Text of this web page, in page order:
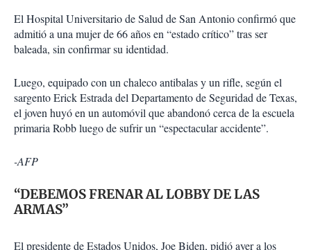
El Hospital Universitario de Salud de San Antonio confirmó que
admitió a una mujer de 66 años en “esta­do crítico” tras ser
baleada, sin confirmar su identidad.
Luego, equipado con un chaleco antibalas y un rifle, según el
sargento Erick Estrada del Departamento de Seguridad de Texas,
el joven huyó en un automó­vil que abandonó cerca de la escuela
primaria Robb luego de sufrir un “especta­cular accidente”.
-AFP
“DEBEMOS FRENAR AL LOBBY DE LAS
ARMAS”
El presi­dente de Estados Unidos, Joe Biden, pidió ayer a los